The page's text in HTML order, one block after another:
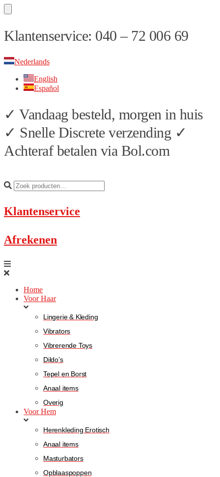
Skip
to
Skip
to
Klantenservice: 040 – 72 006 69
Nederlands
English
Español
✓ Vandaag besteld, morgen in huis
✓ Snelle Discrete verzending ✓
Achteraf betalen via Bol.com
Klantenservice
Afrekenen
Home
Voor Haar
Lingerie & Kleding
Vibrators
Vibrerende Toys
Dildo’s
Tepel en Borst
Anaal items
Overig
Voor Hem
Herenkleding Erotisch
Anaal items
Masturbators
Opblaaspoppen